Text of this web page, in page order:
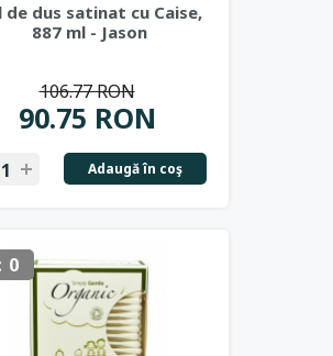
de dus satinat cu Caise,
887 ml - Jason
90.75 RON
106.77 RON
Adaugă în coş
0